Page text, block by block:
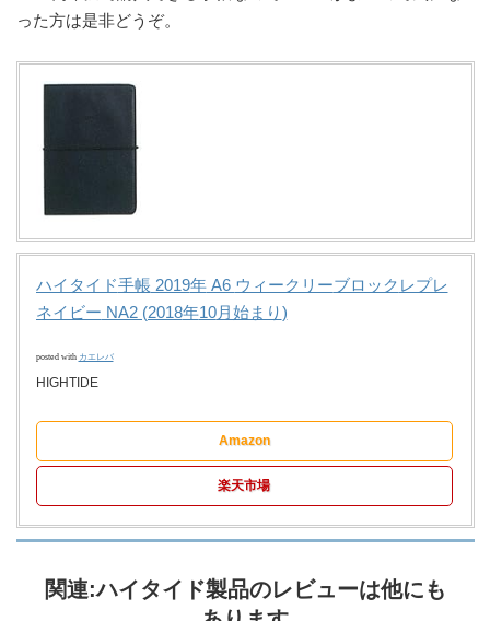
った方は是非どうぞ。
ハイタイド手帳 2019年A6 ウィークリーブロック レプレ
ネイビー NA2 (2018年10月始まり)
posted with カエレバ
HIGHTIDE
Amazon
楽天市場
関連:ハイタイド製品のレビューは他にも